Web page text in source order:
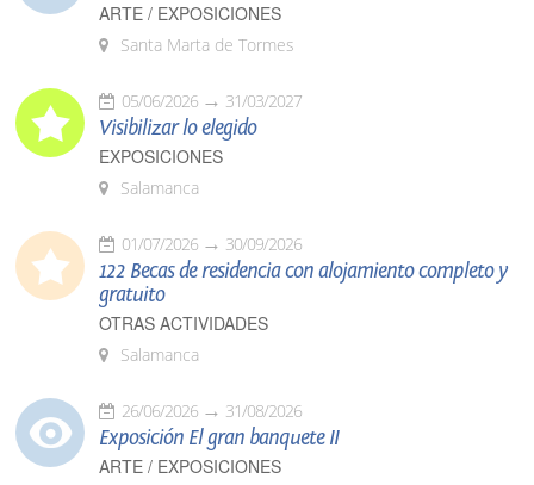
ARTE / EXPOSICIONES
Santa Marta de Tormes
05/06/2026 31/03/2027
Visibilizar lo elegido
EXPOSICIONES
Salamanca
01/07/2026 30/09/2026
122 Becas de residencia con alojamiento completo y
gratuito
OTRAS ACTIVIDADES
Salamanca
26/06/2026 31/08/2026
Exposición El gran banquete II
ARTE / EXPOSICIONES